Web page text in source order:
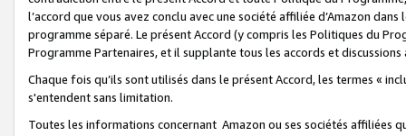
l’accord que vous avez conclu avec une société affiliée d’Amazon
programme séparé. Le présent Accord (y compris les Politiques du
Programme Partenaires, et il supplante tous les accords et discussions
Chaque fois qu’ils sont utilisés dans le présent Accord, les termes «
s'entendent sans limitation.
Toutes les informations concernant Amazon ou ses sociétés affiliées